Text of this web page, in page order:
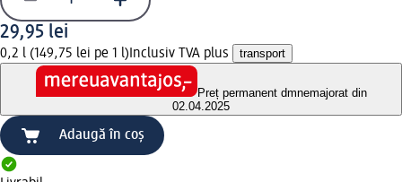
29,95 lei
0,2 l (149,75 lei pe 1 l) Inclusiv TVA plus transport
Preț permanent dmnemajorat din
02.04.2025
Adaugă în coș